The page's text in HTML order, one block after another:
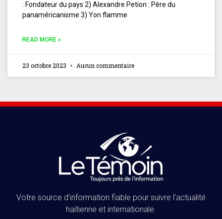
: Fondateur du pays 2) Alexandre Petion : Père du
panaméricanisme 3) Yon flamme
READ MORE »
23 octobre 2023 Aucun commentaire
Votre source d’information fiable pour suivre l’actualité
haïtienne et internationale.